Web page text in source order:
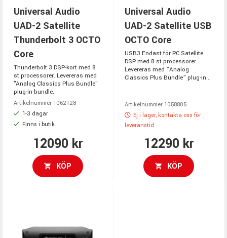
Universal Audio
UAD-2 Satellite
Thunderbolt 3 OCTO
Core
Thunderbolt 3 DSP-kort med 8
st processorer. Levereras med
"Analog Classics Plus Bundle"
plug-in bundle.
Artikelnummer 1062128
1-3 dagar
Finns i butik
12090 kr
KÖP
Universal Audio
UAD-2 Satellite USB
OCTO Core
USB3 Endast för PC Satellite
DSP med 8 st processorer.
Levereras med ”Analog
Classics Plus Bundle” plug-in...
Artikelnummer 1058805
Ej i lager, kontakta oss för
leveranstid
12290 kr
KÖP